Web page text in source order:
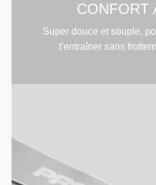
CONFORT
Super douce et souple,
t'entraîner sans